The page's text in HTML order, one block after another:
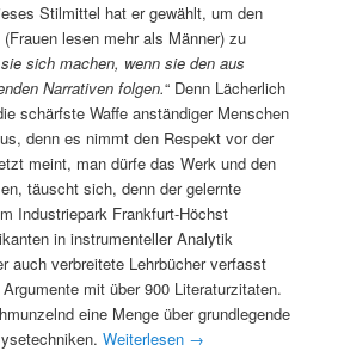
Stilmittel hat er gewählt, um den
lesen mehr als Männer) zu
sich machen, wenn sie den aus
Narrativen folgen.“ Denn Lächerlich
schärfste Waffe anständiger Menschen
denn es nimmt den Respekt vor der
meint, man dürfe das Werk und den
täuscht sich, denn der gelernte
Industriepark Frankfurt-Höchst
in instrumenteller Analytik
auch verbreitete Lehrbücher verfasst
mit über 900 Literaturzitaten.
eine Menge über grundlegende
Weiterlesen →